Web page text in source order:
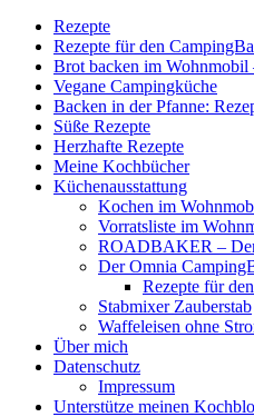
Rezepte
Rezepte für den
Brot backen im Wohnmobil
Vegane Campingküche
Backen in der Pfanne:
Süße Rezepte
Herzhafte Rezepte
Meine Kochbücher
Küchenausstattung
Kochen im
Vorratsliste im
ROADBAKER – Der
Der Omnia
Rezepte für
Stabmixer Zauberstab
Waffeleisen ohne
Über mich
Datenschutz
Impressum
Unterstütze meinen